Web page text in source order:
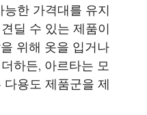
한 가격대를 유지
딜 수 있는 제품이
위해 옷을 입거나
하든, 아르타는 모
용도 제품군을 제